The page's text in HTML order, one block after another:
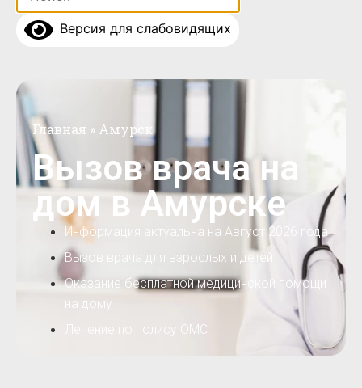
Версия для слабовидящих
Главная » Амурск
Вызов врача на
дом в Амурске
Информация актуальна на Август 2026 года
Вызов врача для взрослых и детей
Оказание бесплатной медицинской помощи
на дому
Лечение по полису ОМС